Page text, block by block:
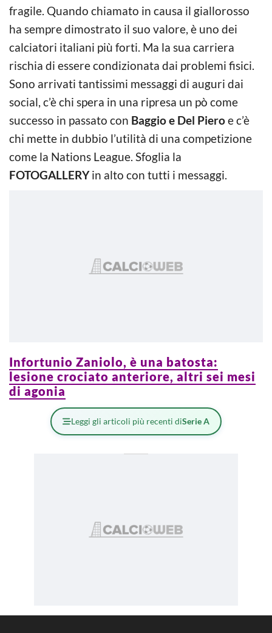
fragile. Quando chiamato in causa il giallorosso
ha sempre dimostrato il suo valore, è uno dei
calciatori italiani più forti. Ma la sua carriera
rischia di essere condizionata dai problemi fisici.
Sono arrivati tantissimi messaggi di auguri dai
social, c’è chi spera in una ripresa un pò come
successo in passato con Baggio e Del Pieroe c’è
chi mette in dubbio l’utilità di una competizione
come la Nations League. Sfoglia la
FOTOGALLERYin alto con tutti i messaggi.
Infortunio Zaniolo, è una batosta:
lesione crociato anteriore, altri sei mesi
di agonia
Leggi gli articoli più recenti diSerie A